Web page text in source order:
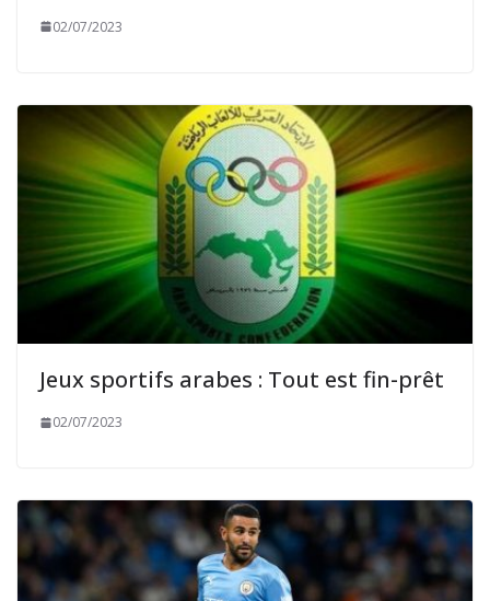
02/07/2023
Jeux sportifs arabes : Tout est fin-prêt
02/07/2023